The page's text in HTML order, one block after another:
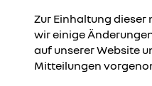
Zur Einhaltung
wir einige
auf unserer Website
Mitteilungen